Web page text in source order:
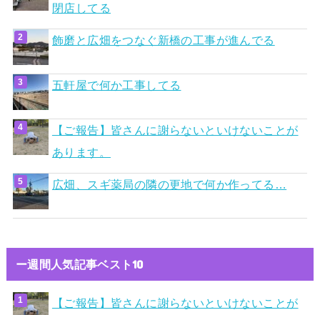
閉店してる
飾磨と広畑をつなぐ新橋の工事が進んでる
五軒屋で何か工事してる
【ご報告】皆さんに謝らないといけないことが
あります。
広畑、スギ薬局の隣の更地で何か作ってる…
ー週間人気記事ベスト10
【ご報告】皆さんに謝らないといけないことが